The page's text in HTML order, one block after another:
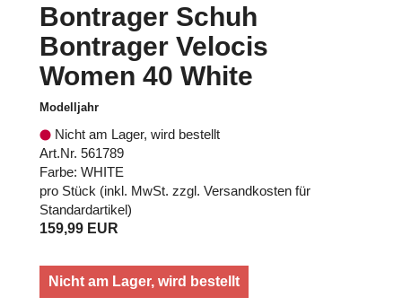
Bontrager Schuh
Bontrager Velocis
Women 40 White
Modelljahr
Nicht am Lager, wird bestellt
Art.Nr. 561789
Farbe: WHITE
pro Stück (inkl. MwSt. zzgl. Versandkosten für
Standardartikel)
159,99 EUR
Nicht am Lager, wird bestellt